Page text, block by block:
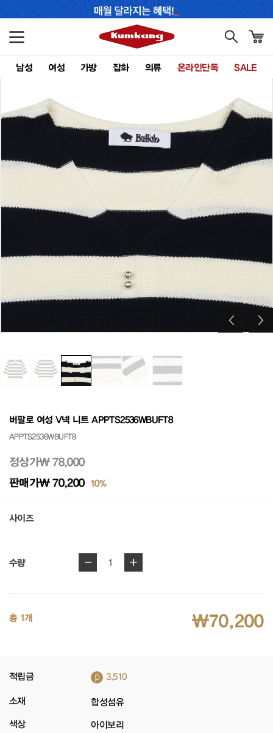
남성 여성 가방 잡화 의류 온라인단독 SALE
버팔로 여성 V넥 니트 APPTS2536WBUFT8
APPTS2536WBUFT8
정상가₩ 78,000
판매가₩ 70,200 10%
사이즈
수량 - 1 +
총 1개 ₩70,200
적립금 p 3,510
소재 합성섬유
색상 아이보리